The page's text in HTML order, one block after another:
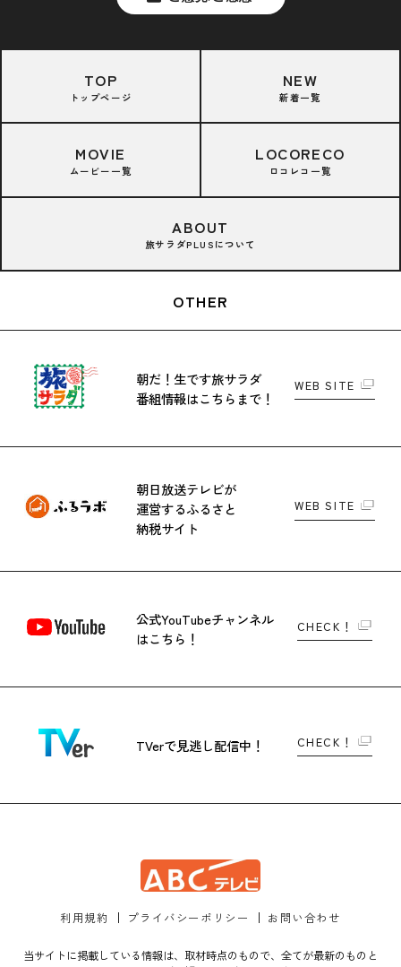
TOP
トップページ
NEW
新着一覧
MOVIE
ムービー一覧
LOCORECO
ロコレコ一覧
ABOUT
旅サラダPLUSについて
OTHER
朝だ！生です旅サラダ
番組情報はこちらまで！
WEB SITE
朝日放送テレビが
運営するふるさと
納税サイト
WEB SITE
公式YouTubeチャンネル
はこちら！
CHECK！
TVerで見逃し配信中！ CHECK！
利用規約 プライバシーポリシー お問い合わせ
当サイトに掲載している情報は、取材時点のもので、全てが最新のものと